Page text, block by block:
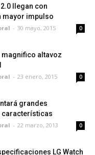
llegan con
mayor impulso
- 30 mayo, 2015 0
magnifico altavoz
- 23 enero, 2015 0
grandes
características
- 22 marzo, 2013 0
LG Watch